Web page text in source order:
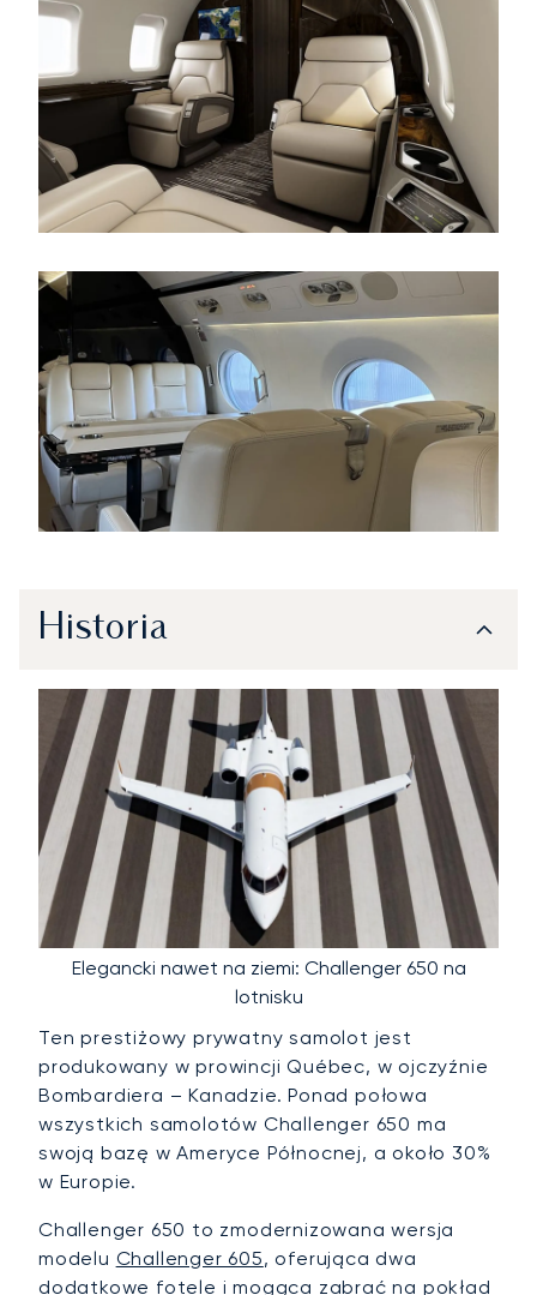
Historia
Elegancki nawet na ziemi: Challenger 650 na
lotnisku
Ten prestiżowy prywatny samolot jest
produkowany w prowincji Québec, w ojczyźnie
Bombardiera – Kanadzie. Ponad połowa
wszystkich samolotów Challenger 650 ma
swoją bazę w Ameryce Północnej, a około 30%
w Europie.
Challenger 650 to zmodernizowana wersja
modelu Challenger 605, oferująca dwa
dodatkowe fotele i mogąca zabrać na pokład